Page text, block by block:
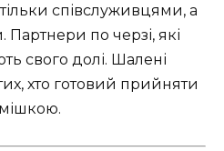
співслуживцями, а
по черзі, які
свого долі. Шалені
хто готовий прийняти